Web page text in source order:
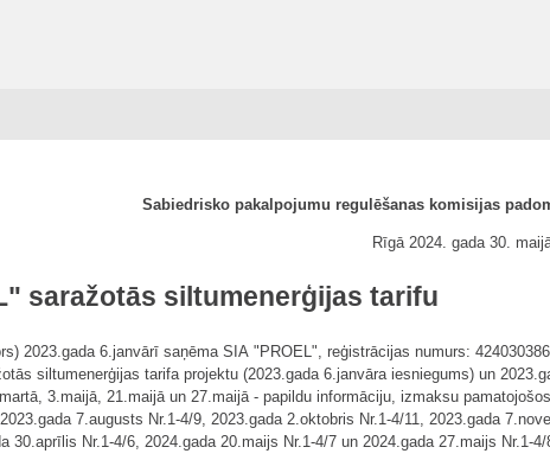
Sabiedrisko pakalpojumu regulēšanas komisijas
Rīgā 2024. gada 30.
saražotās siltumenerģijas tarifu
2023.gada 6.janvārī saņēma SIA "PROEL", reģistrācijas numurs:
siltumenerģijas tarifa projektu (2023.gada 6.janvāra iesniegums) un
3.maijā, 21.maijā un 27.maijā - papildu informāciju, izmaksu
7.augusts Nr.1-4/9, 2023.gada 2.oktobris Nr.1-4/11, 2023.gada
30.aprīlis Nr.1-4/6, 2024.gada 20.maijs Nr.1-4/7 un 2024.gada 27.maijs Nr.1-